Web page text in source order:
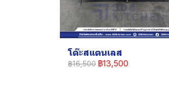
โต๊ะสแตนเลส
฿16,500 ฿13,500